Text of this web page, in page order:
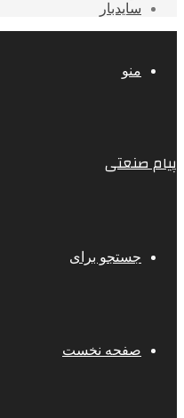
سایدبار
منو
پیام صنعتی
جستجو برای
صفحه نخست